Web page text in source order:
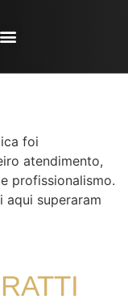
foi
atendimento,
profissionalismo.
aqui superaram
ATTI